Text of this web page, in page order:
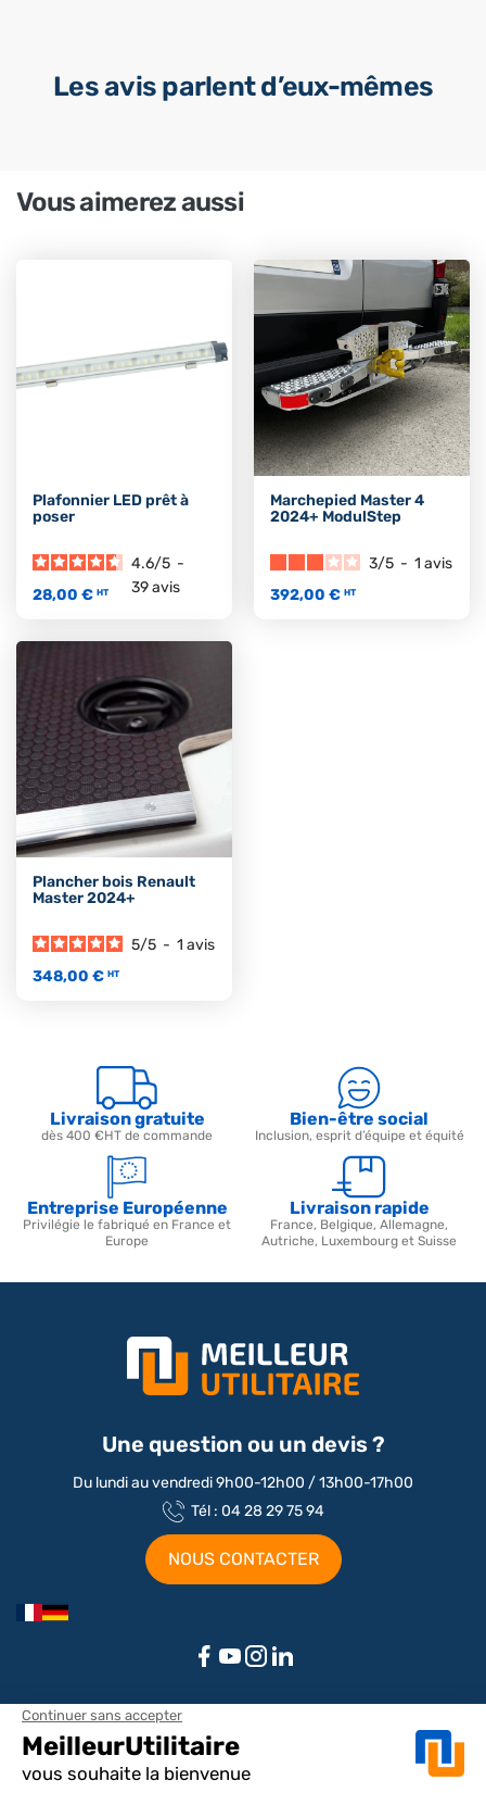
Les avis parlent d’eux-mêmes
Vous aimerez aussi
Plafonnier LED prêt à
poser
4.6/5 -
39avis
28,00 € HT
Marchepied Master 4
2024+ ModulStep
3/5 - 1 avis
392,00 € HT
Plancher bois Renault
Master 2024+
5/5 - 1 avis
348,00 € HT
Livraison gratuite
dès 400 €HT de commande
Bien-être social
Inclusion, esprit d’équipe et équité
Entreprise Européenne
Privilégie le fabriqué en France et
Europe
Livraison rapide
France, Belgique, Allemagne,
Autriche, Luxembourg et Suisse
Une question ou un devis ?
Du lundi au vendredi 9h00-12h00 / 13h00-17h00
Tél : 04 28 29 75 94
NOUS CONTACTER
Aménagements par marque / modèle
Aménagement Peugeot Partner